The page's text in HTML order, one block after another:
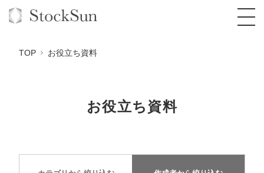
オーダーメイド支援
TOP お役立ち資料
お役立ち資料